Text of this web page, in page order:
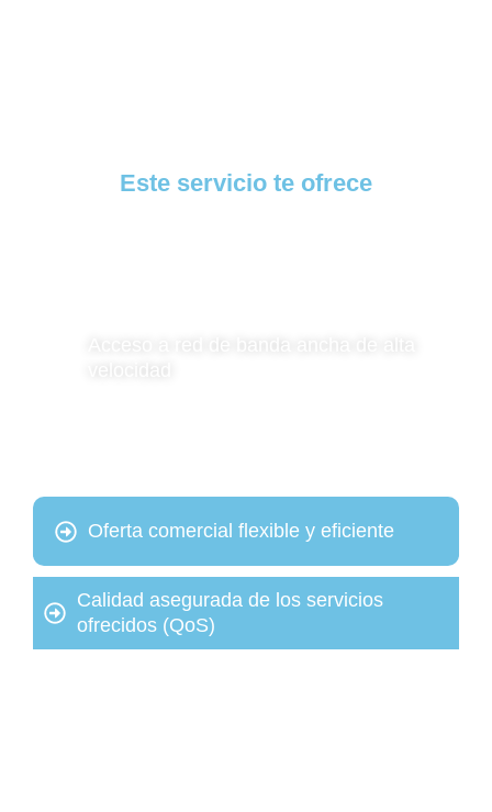
Este servicio te ofrece
Oferta comercial flexible y eficiente
Calidad asegurada de los servicios
ofrecidos (QoS)